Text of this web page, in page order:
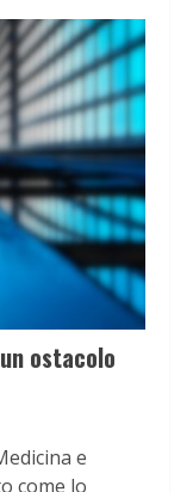
ostacolo
e
come lo